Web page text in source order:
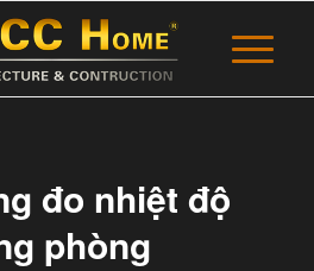
đo nhiệt độ
phòng